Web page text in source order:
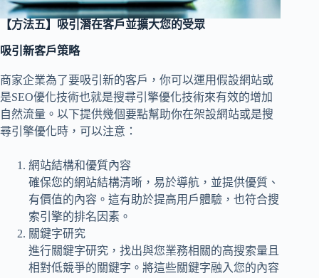
【方法五】吸引潛在客戶並擴大您的受眾
吸引新客戶策略
商家企業為了要吸引新的客戶，你可以運用假設網站或
是SEO優化技術也就是搜尋引擎優化技術來有效的增加
自然流量。以下提供幾個要點幫助你在架設網站或是搜
尋引擎優化時，可以注意：
網站結構和優質內容
確保您的網站結構清晰，易於導航，並提供優質、
有價值的內容。這有助於提高用戶體驗，也符合搜
索引擎的排名因素。
關鍵字研究
進行關鍵字研究，找出與您業務相關的高搜索量且
相對低競爭的關鍵字。將這些關鍵字融入您的內容